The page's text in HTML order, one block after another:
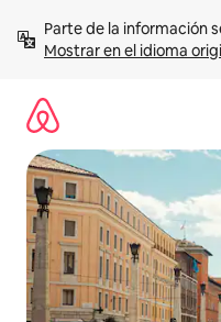
contenidoMostrar en el idioma